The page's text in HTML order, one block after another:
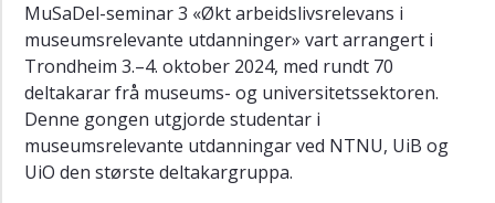
Politisk-
og
kulturhistorie
Grey
Zones
of
the
MuSaDel-seminar 3 «Økt arbeidslivsrelevans i
museumsrelevante utdanninger» vart arrangert i
Trondheim 3.–4. oktober 2024, med rundt 70
deltakarar frå museums- og universitetssektoren.
Denne gongen utgjorde studentar i
museumsrelevante utdanningar ved NTNU, UiB og
UiO den største deltakargruppa.